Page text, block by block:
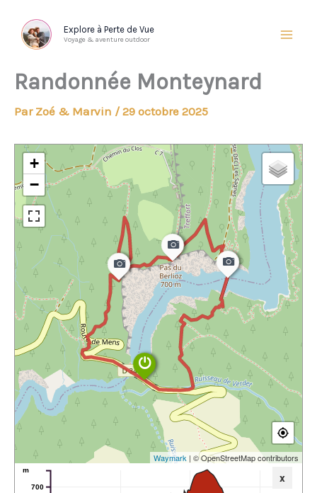
contenu
Explore à Perte de Vue
Voyage & aventure outdoor
Randonnée Monteynard
Par Zoé & Marvin /29 octobre 2025
+
−
Waymark | © OpenStreetMap contributors
x
700
m